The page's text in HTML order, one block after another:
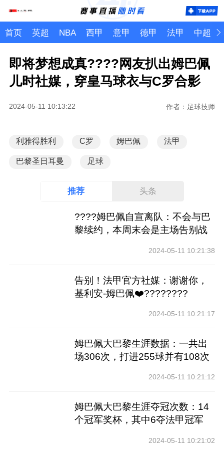
首页 英超 NBA 西甲 意甲 德甲 法甲 中超
即将梦想成真????网友扒出姆巴佩
儿时社媒，穿皇马球衣与C罗合影
2024-05-11 10:13:22 作者：足球技师
利雅得胜利 C罗 姆巴佩 法甲
巴黎圣日耳曼 足球
推荐 头条
????姆巴佩自宣离队：不会与巴
黎续约，本周末会是主场告别战
2024-05-11 10:21:38
告别！法甲官方社媒：谢谢你，
基利安-姆巴佩❤️????????
2024-05-11 10:21:17
姆巴佩大巴黎生涯数据：一共出
场306次，打进255球并有108次
2024-05-11 10:21:12
姆巴佩大巴黎生涯夺冠次数：14
个冠军奖杯，其中6夺法甲冠军
2024-05-11 10:21:02